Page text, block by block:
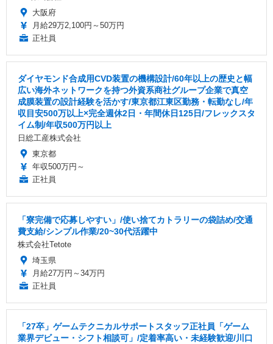
大阪府
月給29万2,100円～50万円
正社員
ダイヤモンド合成用CVD装置の機構設計/60年以上の歴史と幅
広い海外ネットワークを持つ外資系商社グループ企業で真空
成膜装置の設計経験を活かす/東京都江東区勤務・転勤なし/年
収目安500万以上×完全週休2日・年間休日125日/フレックスタ
イム制/年収500万円以上
日総工産株式会社
東京都
年収500万円～
正社員
「寮完備で応募しやすい」/使い捨てカトラリーの袋詰め/交通
費支給/シンプル作業/20~30代活躍中
株式会社Tetote
埼玉県
月給27万円～34万円
正社員
「27卒」ゲームテクニカルサポートスタッフ正社員「ゲーム
業界デビュー・シフト相談可」/定着率高い・未経験歓迎/川口